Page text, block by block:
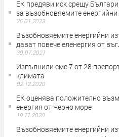
ЕК предяви иск срещу
за възобновяемите
26.01.2023
Възобновяемите енергийни
дават повече еленергия от
30.07.2021
Изпълнили сме 7 от 28
климата
02.12.2020
ЕК оценява положително
енергия от Черно море
19.11.2020
Възобновяемите енергийни